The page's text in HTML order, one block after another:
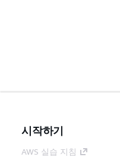
시작하기
AWS 실습 지침